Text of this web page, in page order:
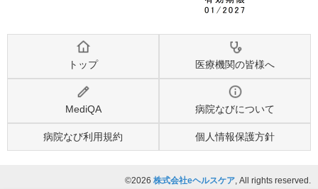
トップ 医療機関の皆様へ
MediQA 病院なびについて
病院なび利用規約 個人情報保護方針
©2026 株式会社eヘルスケア, All rights reserved.